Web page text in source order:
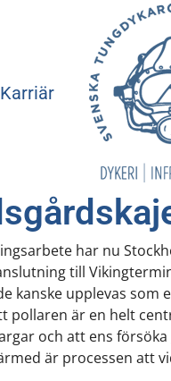
Karriär
har nu
till
kanske upplevas
pollaren är en helt
och att ens
är processen att